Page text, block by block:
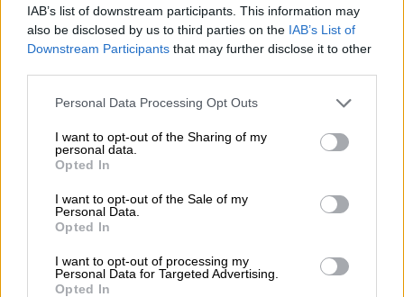
IAB’s list of downstream participants. This information may
also be disclosed by us to third parties on the IAB’s List of
Downstream Participants that may further disclose it to other
Please note that this website/app uses one or more Google
not limited to your visit or usage behaviour. You may click to
grant or deny consent to Google and its third-party tags to
use your data for below specified purposes in below Google
consent section.
Personal Data Processing Opt Outs
I want to opt-out of the Sharing of my
personal data.
Opted In
I want to opt-out of the Sale of my
Personal Data.
Opted In
I want to opt-out of processing my
Personal Data for Targeted Advertising.
Opted In
Από τις έρευνες που πραγματοποιήθηκαν
στον χώρο, με τη συνδρομή αστυνομικών του
Τμήματος Εξουδετέρωσης Εκρηκτικών
Μηχανισμών, της Υποδιεύθυνσης Ειδικών
Αστυνομικών Δυνάμεων Βορείου Ελλάδος,
βρέθηκαν και κατασχέθηκαν συνολικά:
στρατιωτικού τύπου οβίδα,
λειόκανο όπλο τύπου FLOBERT,
σκοπευτική διόπτρα όπλου,
-17- φυσίγγια διαμετρήματος εννέα (9)
χιλιοστών τύπου FLOBERT,
παρεμβολέας ραδιοσυχνοτήτων